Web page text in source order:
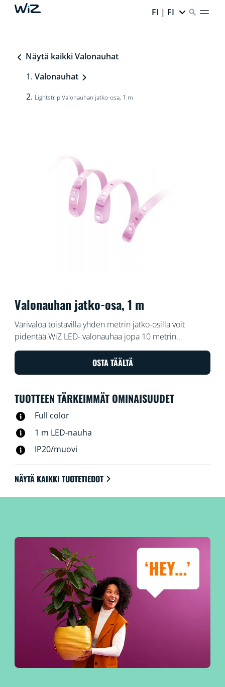
FI | FI
Näytä kaikki Valonauhat
Valonauhat
Lightstrip Valonauhan jatko-osa, 1 m
Valonauhan jatko-osa, 1 m
Värivaloa toistavilla yhden metrin jatko-osilla voit
pidentää WiZ LED- valonauhaa jopa 10 metrin
pituiseksi ja lisätä kotiisi entistä enemmän väriä.
OSTA TÄÄLTÄ
TUOTTEEN TÄRKEIMMÄT OMINAISUUDET
Full color
1 m LED-nauha
IP20/muovi
NÄYTÄ KAIKKI TUOTETIEDOT